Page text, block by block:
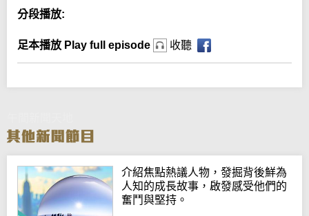
分段播放:
足本播放 Play full episode 收聽
介紹焦點熱議人物，發掘背後鮮為
人知的成長故事，啟發感受他們的
奮鬥與堅持。